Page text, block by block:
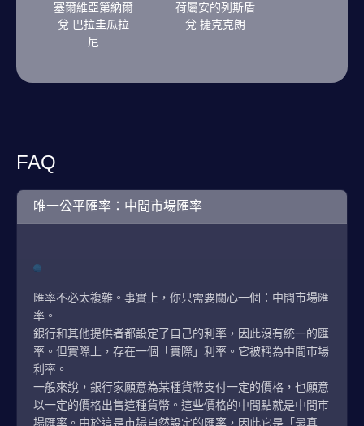
塞爾維亞第納爾
兌 巴拉圭瓜拉
尼
荷屬安的列斯盾
兌 捷克克朗
FAQ
唯一公平匯率：中間市場匯率
匯率不必太複雜。事實上，你只需要關心一個：中間市場匯
率。
銀行和其他提供者都設定了自己的利率，因此沒有統一的匯
率。但實際上，存在一個「實際」利率。它被稱為中間市場
利率。
一般來說，銀行家願意為某種貨幣支付一定的價格，也願意
以一定的價格出售這種貨幣。這些價格的中間點就是中間市
場匯率。由於這是市場自然設定的匯率，因此它是「最真